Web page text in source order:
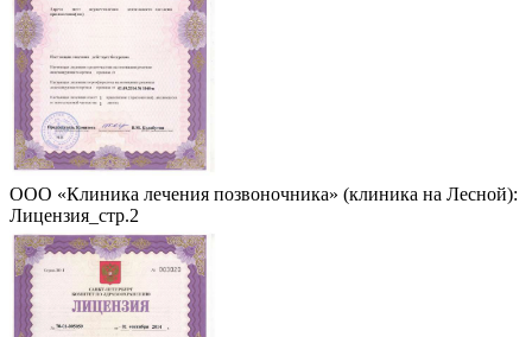
ООО «Клиника лечения позвоночника» (клиника на Лесной):
Лицензия_стр.2